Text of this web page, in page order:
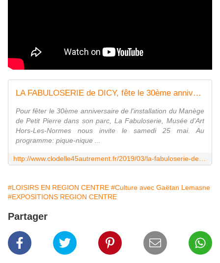
LA FABULOSERIE de DICY, fête le 30ème anniversaire de l'installation du Manège de PETIT PIERRE le 25 mai - VIVRE AUTREMENT VOS LOISIRS avec Clodelle
Pour fêter le 30ème anniversaire de l'installation du Manège
de Petit Pierre dans son parc, La Fabuloserie, Musée d'Art
Hors-Les-Normes nous invite le samedi 25 mai. Au
programme: pique-nique ...
#LOISIRS EN REGION CENTRE #Culture avec Gaëtan Lemasne
#EXPOSITIONS REGION CENTRE
Partager